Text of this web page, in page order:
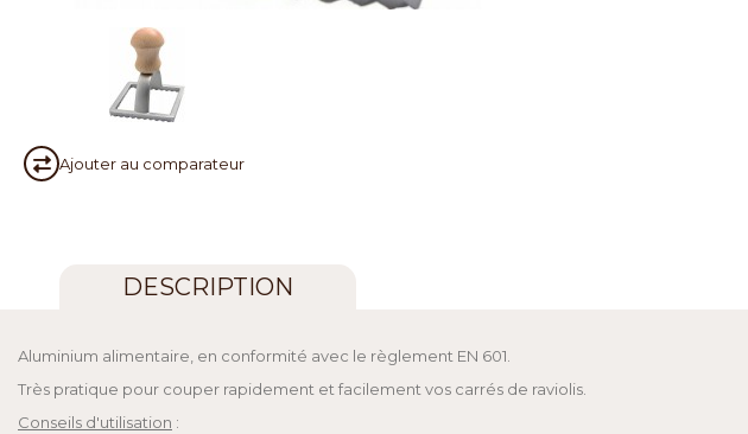
Ajouter au comparateur
DESCRIPTION
Aluminium alimentaire, en conformité avec le règlement EN 601.
Très pratique pour couper rapidement et facilement vos carrés de raviolis.​​​​​​​
Conseils d'utilisation :